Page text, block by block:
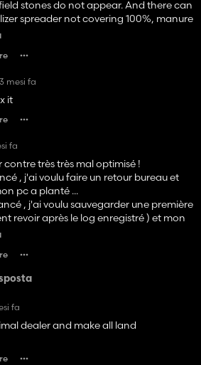
stones do not appear. And there can
spreader not covering 100%, manure
is so nice!
3 mesi fa
it
fa
contre très très mal optimisé !
, j'ai voulu faire un retour bureau et
pc a planté ...
, j'ai voulu sauvegarder une première
revoir après le log enregistré ) et mon
pour sauvegarder ...
pouvoir les compter tellement qu'il y en
pourquoi le PC n'arrive plus à gérer sur
injouable dans l'état actuel .
fa
dealer and make all land